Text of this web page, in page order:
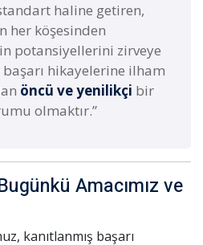
haline getiren,
her köşesinden
potansiyellerini zirveye
başarı hikayelerine ilham
öncü ve yenilikçi bir
olmaktır.”
Amacımız ve
kanıtlanmış başarı